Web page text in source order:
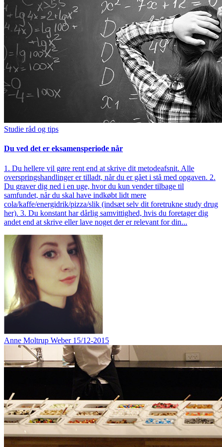
Studie råd og tips
Du ved det er eksamensperiode når
1. Du hellere vil gøre rent end at skrive dit metodeafsnit. Alle
overspringshandlinger er tilladt, når du er gået i stå med opgaven. 2.
Du graver dig ned i en uge, hvor du kun vender tilbage til
samfundet, når du skal have indkøbt lidt mere
cola/kaffe/energidrik/pizza/slik (indsæt selv dit foretrukne study drug
her). 3. Du konstant har dårlig samvittighed, hvis du foretager dig
andet end at skrive eller lave noget der er relevant for din...
Anne Moltrup Weber 15/12-2015